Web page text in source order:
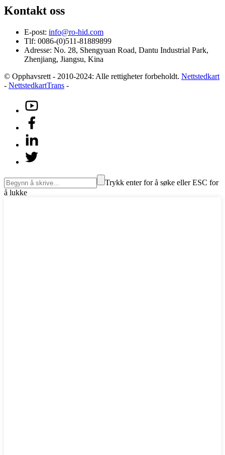
Kontakt oss
E-post: info@ro-hid.com
Tlf: 0086-(0)511-81889899
Adresse: No. 28, Shengyuan Road, Dantu Industrial Park,
Zhenjiang, Jiangsu, Kina
© Opphavsrett - 2010-2024: Alle rettigheter forbeholdt. Nettstedkart
- NettstedkartTrans -
Trykk enter for å søke eller ESC for
å lukke